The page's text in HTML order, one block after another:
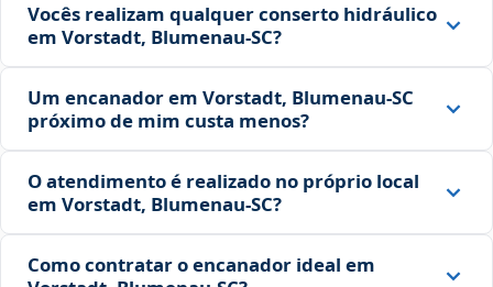
Vocês realizam qualquer conserto hidráulico
em Vorstadt, Blumenau‑SC?
Um encanador em Vorstadt, Blumenau‑SC
próximo de mim custa menos?
O atendimento é realizado no próprio local
em Vorstadt, Blumenau‑SC?
Como contratar o encanador ideal em